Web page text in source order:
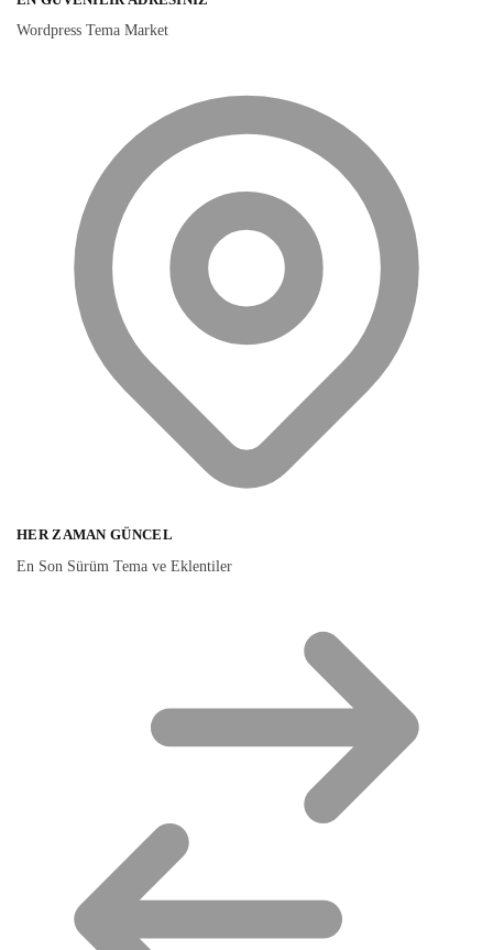
Wordpress Tema Market
HER ZAMAN GÜNCEL
En Son Sürüm Tema ve Eklentiler